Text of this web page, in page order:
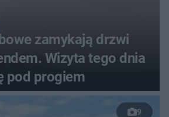
zamykają drzwi
Wizyta tego dnia
pod progiem
9